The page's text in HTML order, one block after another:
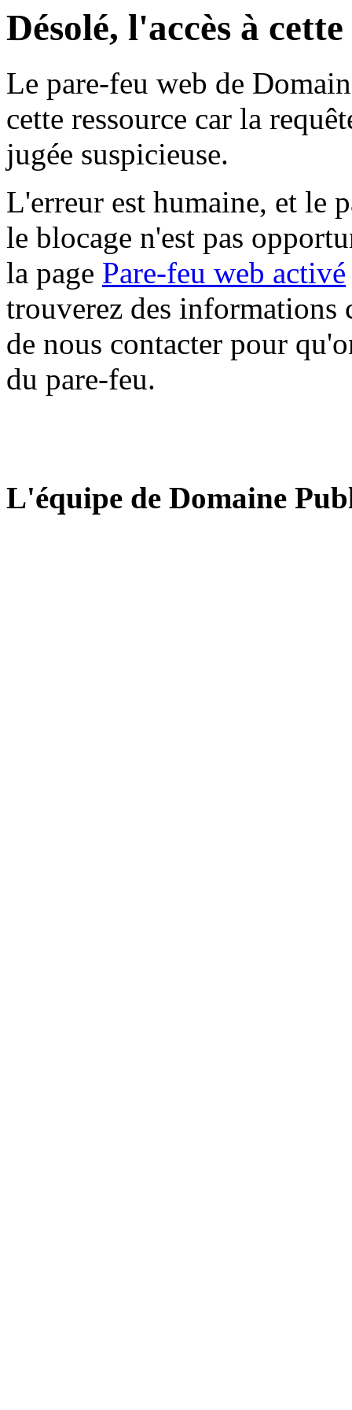
Désolé, l'accès à
Le pare-feu web de
cette ressource car la
jugée suspicieuse.
L'erreur est humaine, et le
le blocage n'est pas
la page Pare-feu web activé
trouverez des informations
de nous contacter pour
du pare-feu.
L'équipe de Domaine